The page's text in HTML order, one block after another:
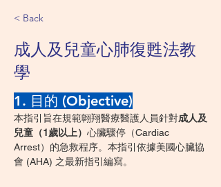
< Back
成人及兒童心肺復甦法教
學
1. 目的 (Objective)
本指引旨在規範翺翔醫療醫護人員針對成人及
兒童（1歲以上） 心臟驟停（Cardiac
Arrest）的急救程序。本指引依據美國心臟協
會 (AHA) 之最新指引編寫。